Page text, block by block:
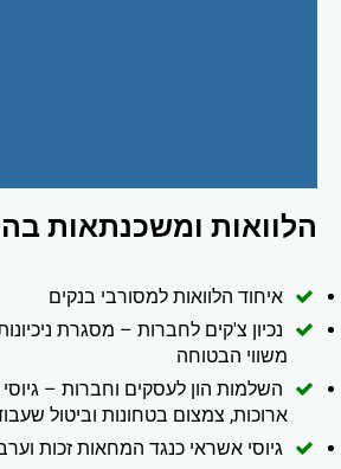
הלוואות ומשכנתאות
איחוד הלוואות למסורבי בנקים
משווי הבטוחה
השלמות הון לעסקים וחברות –
ארוכות, צמצום בטחונות וביטול
גיוסי אשראי כנגד המחאות זכות